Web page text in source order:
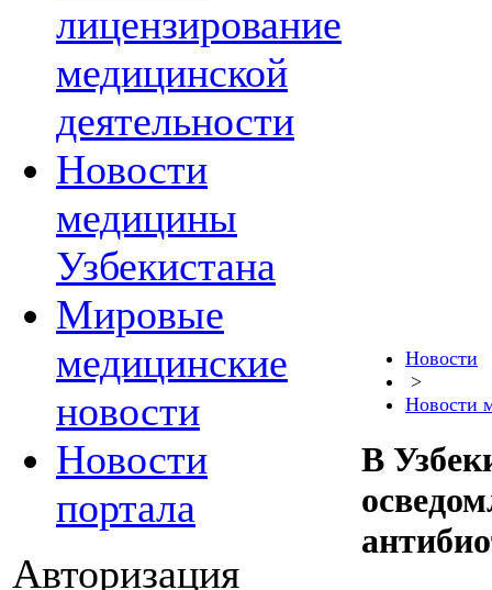
лицензирование
медицинской
деятельности
Новости
медицины
Узбекистана
Мировые
медицинские
новости
Новости
портала
Авторизация
Новости
>
Новости
В